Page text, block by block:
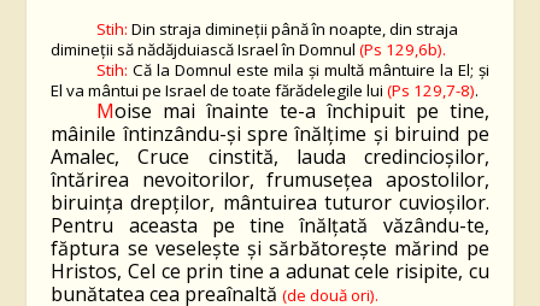
Stih: Din straja dimineţii până în noapte, din straja
dimineţii să nădăjduiască Israel în Domnul(Ps 129,6b).
Stih:Că la Domnul este mila şi multă mântuire la El; şi
El va mântui pe Israel de toate fărădelegile lui(Ps 129,7-8).
Moise mai înainte te-a închipuit pe tine,
mâinile întinzându-și spre înălțime și biruind pe
Amalec, Cruce cinstită, lauda credincioșilor,
întărirea nevoitorilor, frumusețea apostolilor,
biruința drepților, mântuirea tuturor cuvioșilor.
Pentru aceasta pe tine înălțată văzându-te,
făptura se veselește și sărbătorește mărind pe
Hristos, Cel ce prin tine a adunat cele risipite, cu
bunătatea cea preaînaltă (dedouăori).